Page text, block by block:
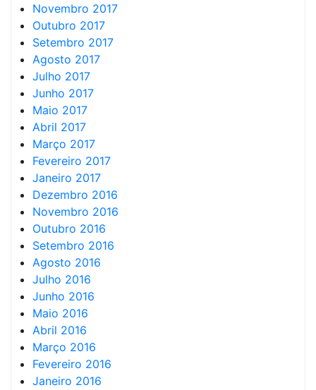
Novembro 2017
Outubro 2017
Setembro 2017
Agosto 2017
Julho 2017
Junho 2017
Maio 2017
Abril 2017
Março 2017
Fevereiro 2017
Janeiro 2017
Dezembro 2016
Novembro 2016
Outubro 2016
Setembro 2016
Agosto 2016
Julho 2016
Junho 2016
Maio 2016
Abril 2016
Março 2016
Fevereiro 2016
Janeiro 2016